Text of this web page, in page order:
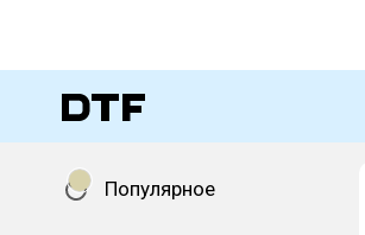
Популярное